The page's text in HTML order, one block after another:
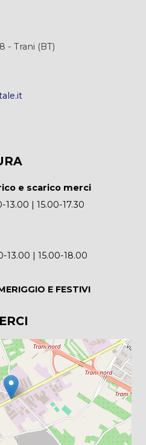
- Trani (BT)
e scarico merci
| 15.00-17.30
13.00 | 15.00-18.00
E FESTIVI